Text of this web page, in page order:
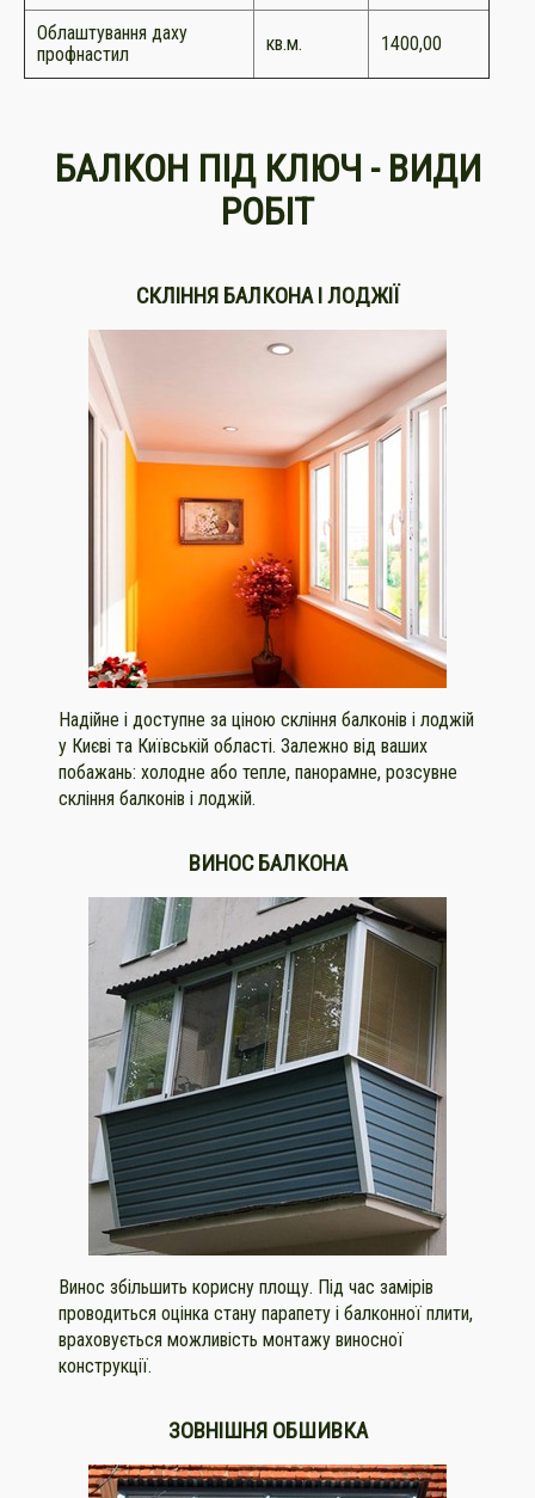
Облаштування даху
профнастил
кв.м. 1400,00
БАЛКОН ПІД КЛЮЧ - ВИДИ
РОБІТ
СКЛІННЯ БАЛКОНА І ЛОДЖІЇ
Надійне і доступне за ціною скління балконів і лоджій
у Києві та Київській області. Залежно від ваших
побажань: холодне або тепле, панорамне, розсувне
скління балконів і лоджій.
ВИНОС БАЛКОНА
Винос збільшить корисну площу. Під час замірів
проводиться оцінка стану парапету і балконної плити,
враховується можливість монтажу виносної
конструкції.
ЗОВНІШНЯ ОБШИВКА